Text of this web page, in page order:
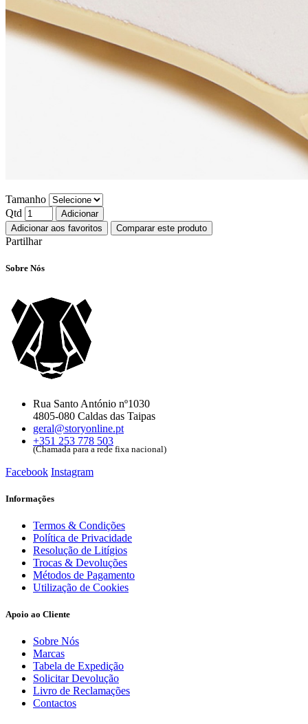
Tamanho
Qtd
Adicionar
Adicionar aos favoritos
Comparar este produto
Partilhar
Sobre Nós
Rua Santo António nº1030
4805-080 Caldas das Taipas
geral@storyonline.pt
+351 253 778 503
(Chamada para a rede fixa nacional)
Facebook Instagram
Informações
Termos & Condições
Política de Privacidade
Resolução de Litígios
Trocas & Devoluções
Métodos de Pagamento
Utilização de Cookies
Apoio ao Cliente
Sobre Nós
Marcas
Tabela de Expedição
Solicitar Devolução
Livro de Reclamações
Contactos